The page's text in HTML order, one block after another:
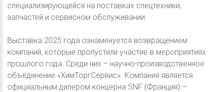
специализирующейся на поставках спецтехники,
запчастей и сервисном обслуживании.
Выставка 2025 года ознаменуется возвращением
компаний, которые пропустили участие в мероприятиях
прошлого года. Среди них – научно-производственное
объединение «ХимТоргСервис». Компания является
официальным дилером концерна SNF (Франция) –